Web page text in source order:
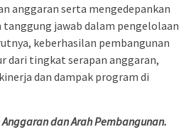
anggaran serta mengedepankan
jawab dalam pengelolaan
keberhasilan pembangunan
dari tingkat serapan anggaran,
dan dampak program di
dan Arah Pembangunan.